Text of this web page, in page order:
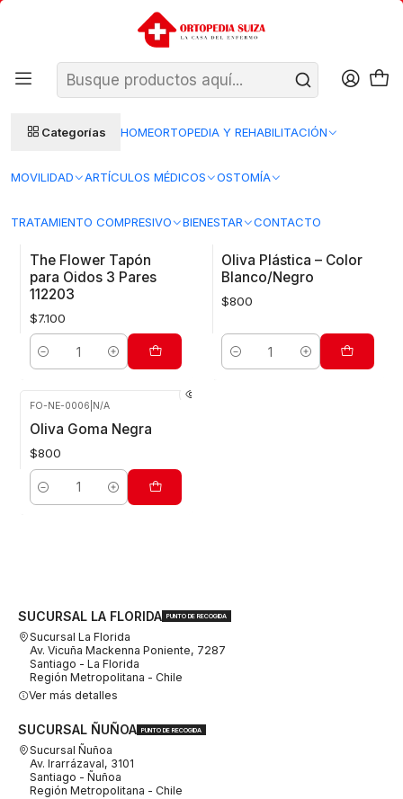
Categorías HOMEORTOPEDIA Y REHABILITACIÓN
MOVILIDAD ARTÍCULOS MÉDICOS OSTOMÍA
TRATAMIENTO COMPRESIVO BIENESTAR CONTACTO
SANTIAGO: ENTREGA AL DÍA HÁBIL SIGUIENTE (L–V)
REGIONES 48–72 HORAS HÁBILES
Cuerpo Oídos
The Flower Tapón
para Oidos 3 Pares
112203
$7.100
Cantidad
Oliva Plástica – Color
Blanco/Negro
$800
Cantidad
FO-NE-0006 N/A
Oliva Goma Negra
$800
Cantidad
SUCURSAL LA FLORIDA PUNTO DE RECOGIDA
Sucursal La Florida
Av. Vicuña Mackenna Poniente, 7287
Santiago - La Florida
Región Metropolitana - Chile
Ver más detalles
SUCURSAL ÑUÑOA PUNTO DE RECOGIDA
Sucursal Ñuñoa
Av. Irarrázaval, 3101
Santiago - Ñuñoa
Región Metropolitana - Chile